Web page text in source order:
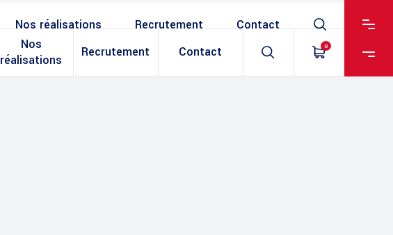
Nos
réalisations
Recrutement Contact 0
Nos réalisations Recrutement Contact